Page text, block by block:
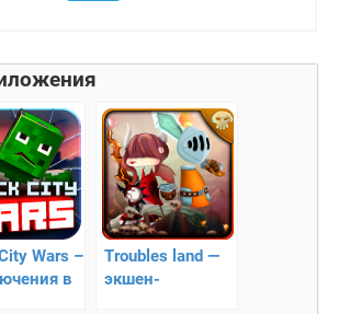
Wars –
в
Troubles land —
экшен-